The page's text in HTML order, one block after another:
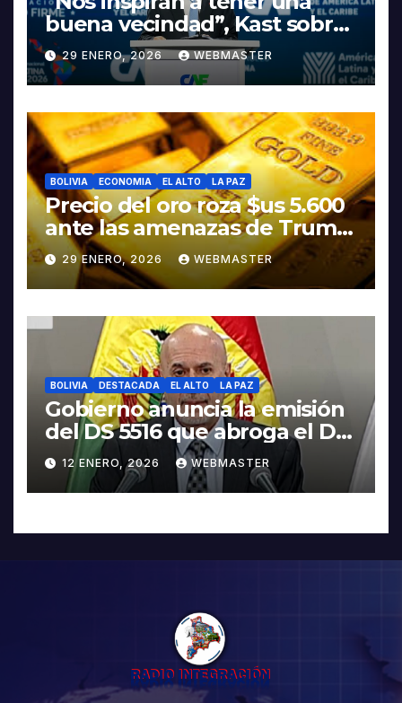
buena vecindad”, Kast sobre
discurso del presidente
Rodrigo Paz
29 ENERO, 2026 WEBMASTER
BOLIVIA ECONOMIA EL ALTO LA PAZ
Precio del oro roza $us 5.600
ante las amenazas de Trump
contra Irán
29 ENERO, 2026 WEBMASTER
BOLIVIA DESTACADA EL ALTO LA PAZ
Gobierno anuncia la emisión
del DS 5516 que abroga el DS
5503
12 ENERO, 2026 WEBMASTER